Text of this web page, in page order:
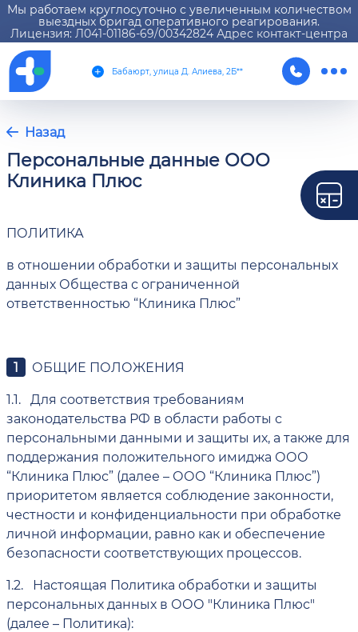
Мы работаем круглосуточно с увеличенным количеством
выездных бригад оперативного реагирования.
Лицензия: Л041-01186-69/00342824 Адрес контакт-центра
Бабаюрт, улица Д. Алиева, 2Б**
Назад
Персональные данные ООО
Клиника Плюс
ПОЛИТИКА
в отношении обработки и защиты персональных
данных Общества с ограниченной
ответственностью “Клиника Плюс”
ОБЩИЕ ПОЛОЖЕНИЯ
1.1.
Для соответствия требованиям
законодательства РФ в области работы с
персональными данными и защиты их, а также для
поддержания положительного имиджа ООО
“Клиника Плюс” (далее – ООО “Клиника Плюс”)
приоритетом является соблюдение законности,
честности и конфиденциальности при обработке
личной информации, равно как и обеспечение
безопасности соответствующих процессов.
1.2.
Настоящая Политика обработки и защиты
персональных данных в ООО "Клиника Плюс"
(далее – Политика):